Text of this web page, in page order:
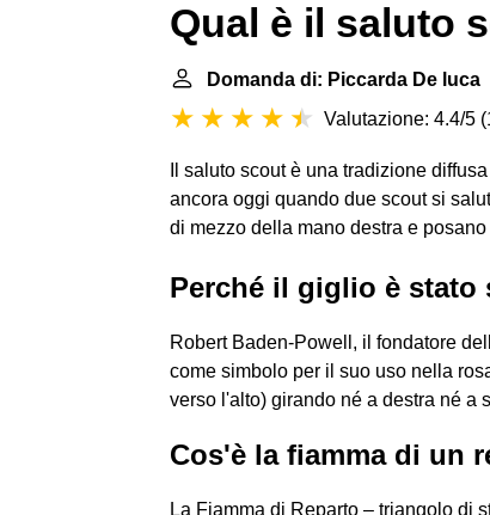
Qual è il saluto
Domanda di: Piccarda De luca
Valutazione: 4.4/5 (
Il saluto scout è una tradizione
ancora oggi quando due scout si
di mezzo della mano destra e
Perché il giglio è
Robert Baden-Powell, il fondatore
come simbolo per il suo uso nella
verso l'alto) girando né a destra né a
Cos'è la fiamma di un
La Fiamma di Reparto – triangolo di